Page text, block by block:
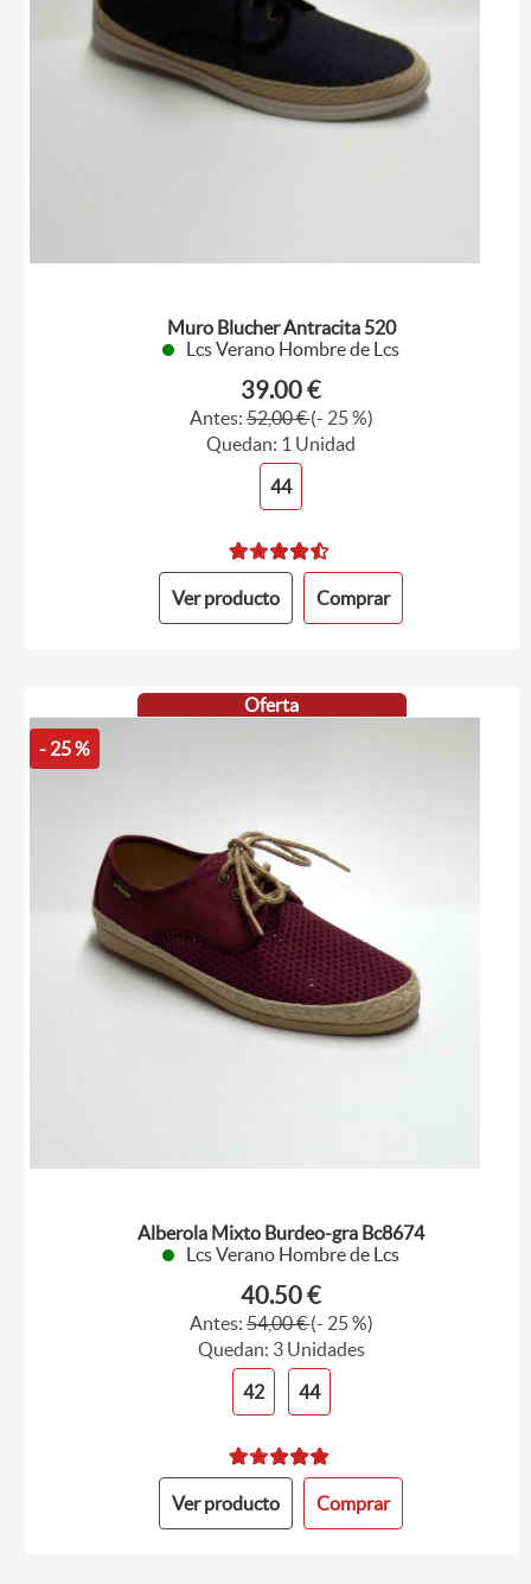
Muro Blucher Antracita 520
Lcs Verano Hombre de Lcs
39.00 €
Antes:52,00 €(- 25 %)
Quedan: 1 Unidad
44
Ver producto Comprar
Oferta
- 25 %
Alberola Mixto Burdeo-gra Bc8674
Lcs Verano Hombre de Lcs
40.50 €
Antes:54,00 €(- 25 %)
Quedan: 3 Unidades
42
44
Ver producto Comprar